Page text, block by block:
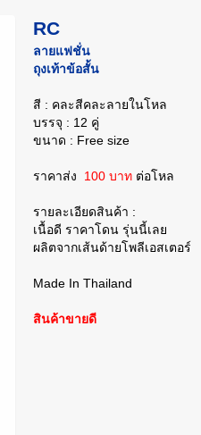
RC
ลายแฟชั่น
ถุงเท้าข้อสั้น
สี : คละสีคละลายในโหล
บรรจุ : 12 คู่
ขนาด : Free size
ราคาส่ง 100 บาท ต่อโหล
รายละเอียดสินค้า :
เนื้อดี ราคาโดน รุ่นนี้เลย
ผลิตจากเส้นด้ายโพลีเอสเตอร์
Made In Thailand
สินค้าขายดี